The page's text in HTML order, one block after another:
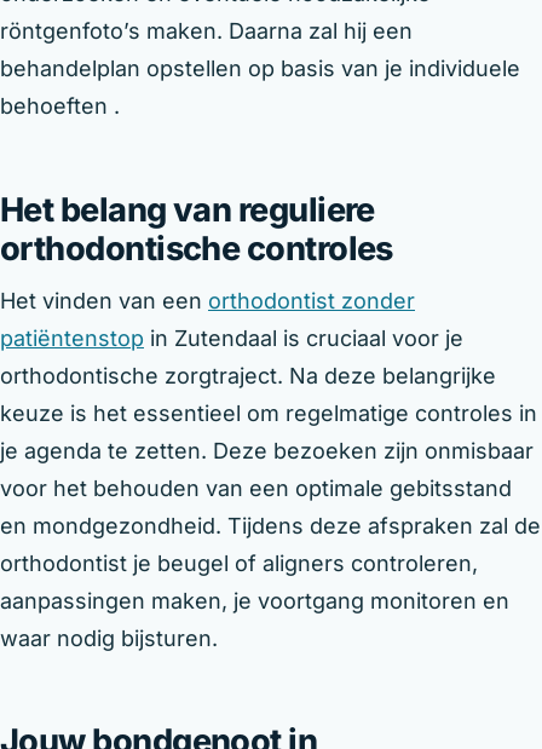
röntgenfoto’s maken. Daarna zal hij een
behandelplan opstellen op basis van je individuele
behoeften .
Het belang van reguliere
orthodontische controles
Het vinden van een orthodontist zonder
patiëntenstop in Zutendaal is cruciaal voor je
orthodontische zorgtraject. Na deze belangrijke
keuze is het essentieel om regelmatige controles in
je agenda te zetten. Deze bezoeken zijn onmisbaar
voor het behouden van een optimale gebitsstand
en mondgezondheid. Tijdens deze afspraken zal de
orthodontist je beugel of aligners controleren,
aanpassingen maken, je voortgang monitoren en
waar nodig bijsturen.